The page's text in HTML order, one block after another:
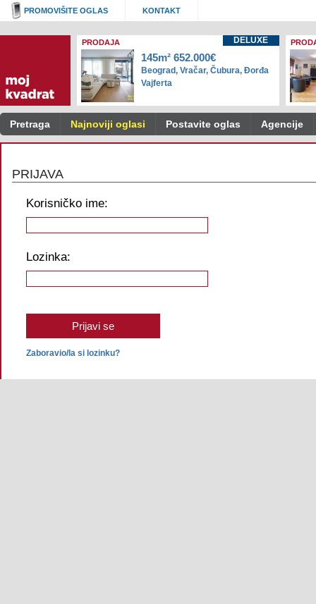
PROMOVIŠITE OGLAS KONTAKT
DELUXE
PRODAJA
145m² 652.000€
Beograd, Vračar, Čubura, Đorđa
Vajferta
Pretraga Najnoviji oglasi Postavite oglas Agencije
PRIJAVA
Korisničko ime:
Lozinka:
Zaboravio/la si lozinku?